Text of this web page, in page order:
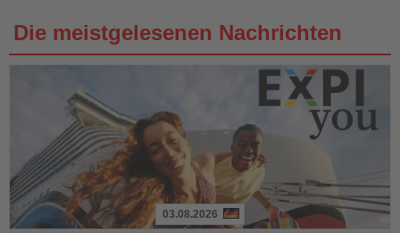
Die meistgelesenen Nachrichten
03.08.2026